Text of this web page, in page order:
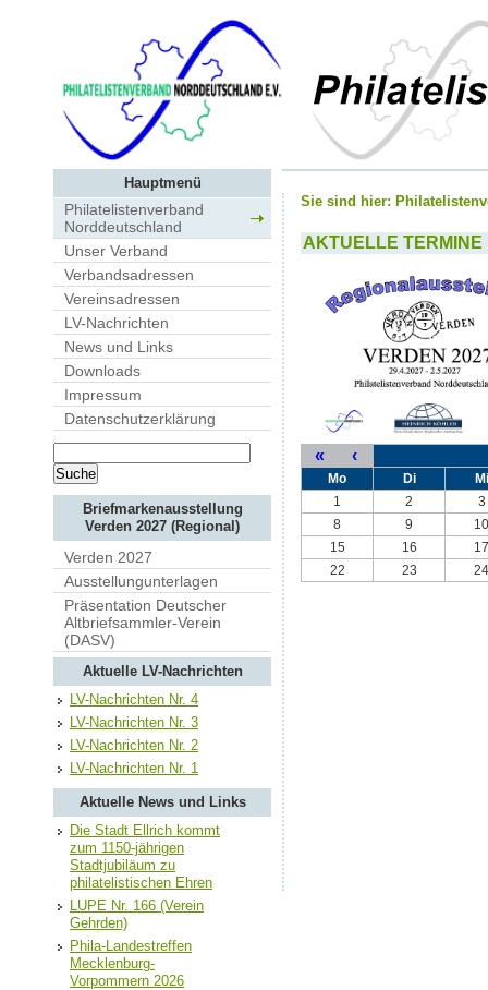
Hauptmenü
Philatelistenverband
Norddeutschland
Unser Verband
Verbandsadressen
Vereinsadressen
LV-Nachrichten
News und Links
Downloads
Impressum
Datenschutzerklärung
Briefmarkenausstellung
Verden 2027 (Regional)
Verden 2027
Ausstellungunterlagen
Präsentation Deutscher
Altbriefsammler-Verein
(DASV)
Aktuelle LV-Nachrichten
LV-Nachrichten Nr. 4
LV-Nachrichten Nr. 3
LV-Nachrichten Nr. 2
LV-Nachrichten Nr. 1
Aktuelle News und Links
Die Stadt Ellrich kommt
zum 1150-jährigen
Stadtjubiläum zu
philatelistischen Ehren
LUPE Nr. 166 (Verein
Gehrden)
Phila-Landestreffen
Mecklenburg-
Vorpommern 2026
Sie sind hier:
AKTUELLE TERMINE
« ‹
Mo Di
Mi
1
2
3
8
9
10
15
16
17
22
23 24